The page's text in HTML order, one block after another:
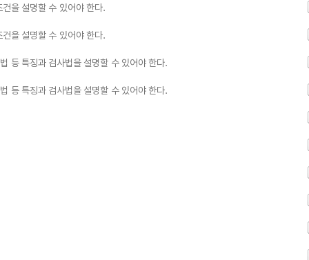
을 설명할 수 있어야 한다.
을 설명할 수 있어야 한다.
등 특징과 검사법을 설명할 수 있어야 한다.
등 특징과 검사법을 설명할 수 있어야 한다.